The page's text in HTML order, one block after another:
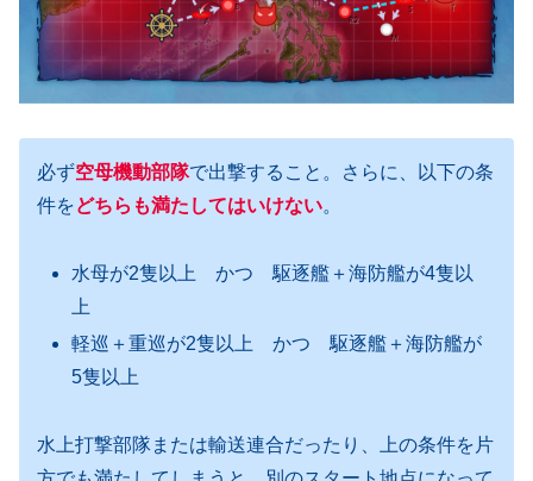
必ず空母機動部隊で出撃すること。さらに、以下の条
件をどちらも満たしてはいけない。
水母が2隻以上 かつ 駆逐艦＋海防艦が4隻以
上
軽巡＋重巡が2隻以上 かつ 駆逐艦＋海防艦が
5隻以上
水上打撃部隊または輸送連合だったり、上の条件を片